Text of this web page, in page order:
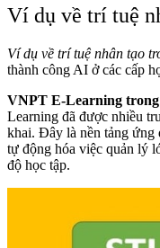
Ví dụ về trí tuệ
Ví dụ về trí tuệ nhân tạo
thành công AI ở các cấp
VNPT E-Learning trong
Learning đã được nhiều
khai. Đây là nền tảng ứng
tự động hóa việc quản lý
độ học tập.